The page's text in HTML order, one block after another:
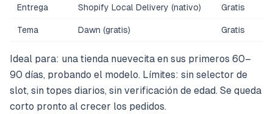
Entrega Shopify Local Delivery (nativo) Gratis
Tema Dawn (gratis) Gratis
Ideal para: una tienda nuevecita en sus primeros 60–
90 días, probando el modelo. Límites: sin selector de
slot, sin topes diarios, sin verificación de edad. Se queda
corto pronto al crecer los pedidos.